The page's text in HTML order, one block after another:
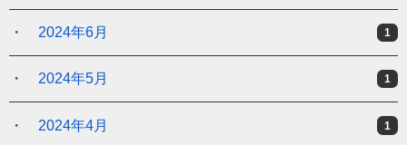
2024年6月 1
2024年5月 1
2024年4月 1